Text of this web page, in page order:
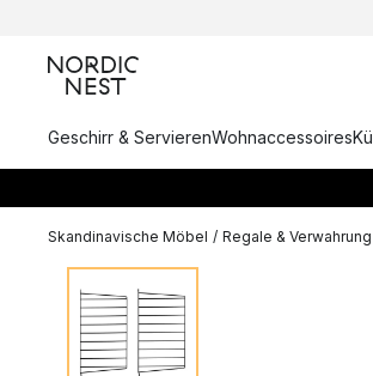
Geschirr & ServierenWohnaccessoires
Skandinavische Möbel / Regale & Verwahrung